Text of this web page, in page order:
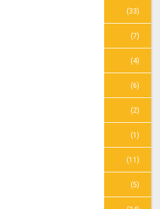
(33)
(7)
(4)
(6)
(2)
(1)
(11)
(5)